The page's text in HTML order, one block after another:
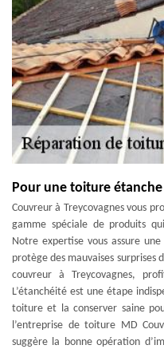
Pour une toiture étanche
Couvreur à Treycovagnes vous
gamme spéciale de produits
Notre expertise vous assure
protège des mauvaises surprises
couvreur à Treycovagnes,
L’étanchéité est une étape
toiture et la conserver saine
l’entreprise de toiture MD
suggère la bonne opération